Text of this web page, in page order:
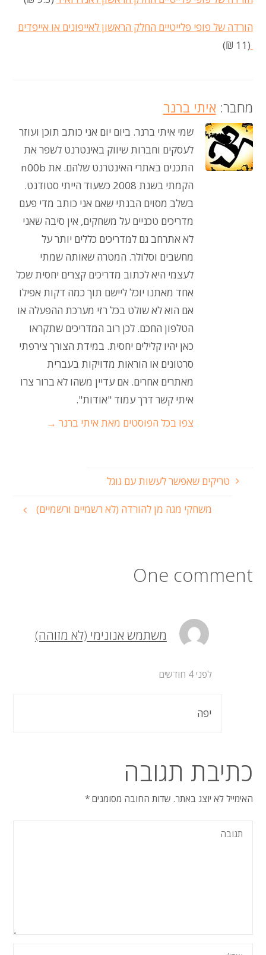
הורדה של פופי פלייטיים החלק הראשון לאייפונים או אייפדים
(11 ₪)
מחבר: איתי ברנר
שמי איתי ברנר. ביום יום אני כותב תוכן ועוזר
לעסקים וחברות שיווק באינטרנט לשפר את
התכנים באתרי האינטרנט שלהם. את n00b
הקמתי בשנת 2008 כשעוד הייתי סטודנט.
בשלב מסוים הבנתי שאם אני כותב מדי פעם
מדריכים טכניים על משחקים, אין סיבה שאני
לא אתרחב גם למדריכים כללים יותר על
מחשבים וסלולר. המטרה שאותה שמתי
לעצמי היא לכתוב מדריכים קצרים יחסית שכל
אחד מאתנו יוכל ליישם תוך כמה דקות אפילו
אם הוא לא שולט בכל רזי מערכת ההפעלה או
הטלפון החכם. לכן רוב המדריכים שתקראו
כאן יהיו קלילים יחסית. במידת הצורך צירפתי
סרטונים או הוראות מדויקות בעברית
מאתרים אחרים. אם עדיין משהו לא ברור צרו
איתי קשר דרך עמוד "אודות".
צפו בכל הפוסטים מאת איתי ברנר →
טריקים שאפשר לעשות עם גוגל
משחקי מגה מן להורדה (לא רשמיים ורשמיים)
One comment
משתמש אנונימי (לא מזוהה)
לפני 4 חודשים
יפה
כתיבת תגובה
האימייל לא יוצג באתר. שדות החובה מסומנים*